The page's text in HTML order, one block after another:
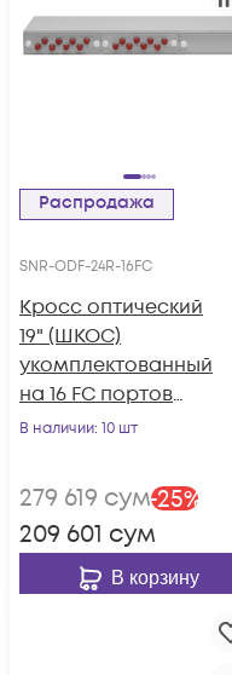
Распродажа
SNR-ODF-24R-16FC
Кросс оптический
19" (ШКОС)
укомплектованный
на 16 FC портов
(комплект с
В наличии: 10 шт
279 619 сум-25%
209 601 сум
В корзину